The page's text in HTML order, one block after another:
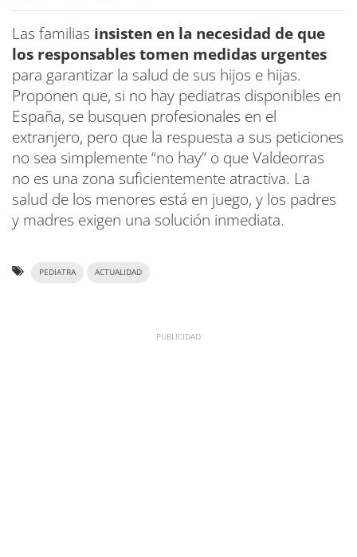
Las familias insisten en la necesidad de que
los responsables tomen medidas urgentes
para garantizar la salud de sus hijos e hijas.
Proponen que, si no hay pediatras disponibles en
España, se busquen profesionales en el
extranjero, pero que la respuesta a sus peticiones
no sea simplemente “no hay” o que Valdeorras
no es una zona suficientemente atractiva. La
salud de los menores está en juego, y los padres
y madres exigen una solución inmediata.
PEDIATRA ACTUALIDAD